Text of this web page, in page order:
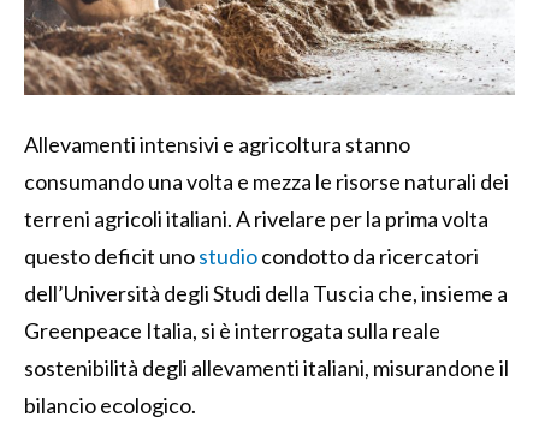
Allevamenti intensivi e agricoltura stanno
consumando una volta e mezza le risorse naturali dei
terreni agricoli italiani. A rivelare per la prima volta
questo deficit unostudiocondotto da ricercatori
dell’Università degli Studi della Tuscia che, insieme a
Greenpeace Italia, si è interrogata sulla reale
sostenibilità degli allevamenti italiani, misurandone il
bilancio ecologico.